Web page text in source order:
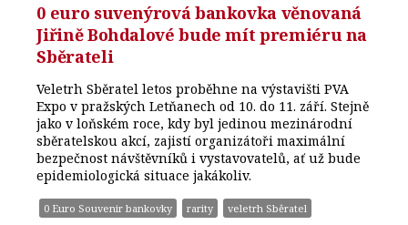
0 euro suvenýrová bankovka věnovaná
Jiřině Bohdalové bude mít premiéru na
Sběrateli
Veletrh Sběratel letos proběhne na výstavišti PVA
Expo v pražských Letňanech od 10. do 11. září. Stejně
jako v loňském roce, kdy byl jedinou mezinárodní
sběratelskou akcí, zajistí organizátoři maximální
bezpečnost návštěvníků i vystavovatelů, ať už bude
epidemiologická situace jakákoliv.
0 Euro Souvenir bankovky rarity veletrh Sběratel